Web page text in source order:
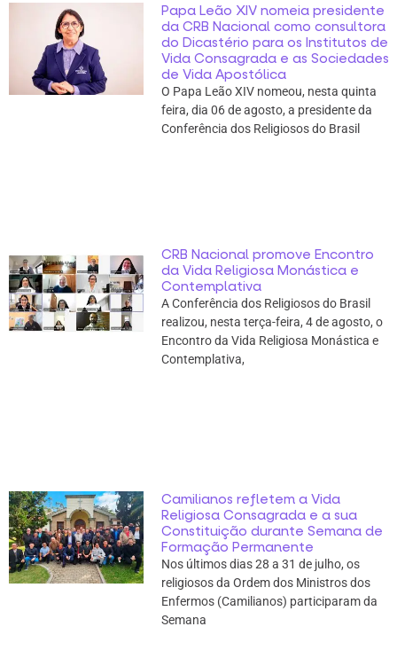
Papa Leão XIV nomeia presidente
da CRB Nacional como consultora
do Dicastério para os Institutos de
Vida Consagrada e as Sociedades
de Vida Apostólica
O Papa Leão XIV nomeou, nesta quinta
feira, dia 06 de agosto, a presidente da
Conferência dos Religiosos do Brasil
CRB Nacional promove Encontro
da Vida Religiosa Monástica e
Contemplativa
A Conferência dos Religiosos do Brasil
realizou, nesta terça-feira, 4 de agosto, o
Encontro da Vida Religiosa Monástica e
Contemplativa,
Camilianos refletem a Vida
Religiosa Consagrada e a sua
Constituição durante Semana de
Formação Permanente
Nos últimos dias 28 a 31 de julho, os
religiosos da Ordem dos Ministros dos
Enfermos (Camilianos) participaram da
Semana